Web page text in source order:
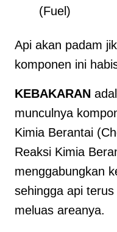
(Fuel)
Api akan padam
komponen ini
KEBAKARAN
munculnya
Kimia Berantai
Reaksi Kimia
menggabungkan
sehingga api
meluas areanya.